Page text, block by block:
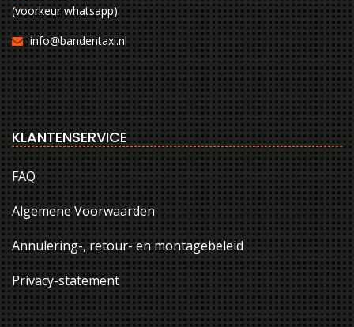
(voorkeur whatsapp)
info@bandentaxi.nl
KLANTENSERVICE
FAQ
Algemene Voorwaarden
Annulering-, retour- en montagebeleid
Privacy-statement